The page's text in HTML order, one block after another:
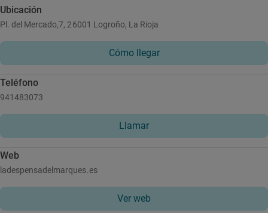
Ubicación
Pl. del Mercado,7, 26001 Logroño, La Rioja
Cómo llegar
Teléfono
941483073
Llamar
Web
ladespensadelmarques.es
Ver web